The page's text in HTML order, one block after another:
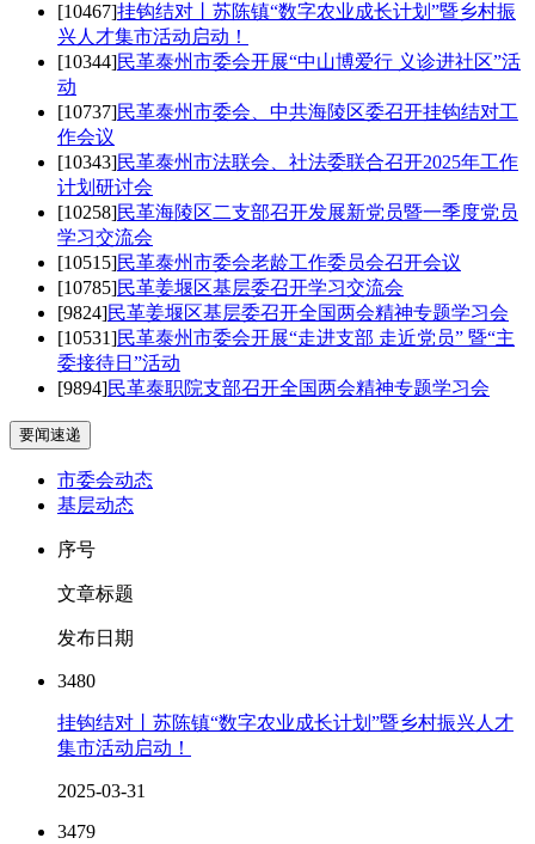
[10467]挂钩结对丨苏陈镇“数字农业成长计划”暨乡村振
兴人才集市活动启动！
[10344]民革泰州市委会开展“中山博爱行 义诊进社区”活
动
[10737]民革泰州市委会、中共海陵区委召开挂钩结对工
作会议
[10343]民革泰州市法联会、社法委联合召开2025年工作
计划研讨会
[10258]民革海陵区二支部召开发展新党员暨一季度党员
学习交流会
[10515]民革泰州市委会老龄工作委员会召开会议
[10785]民革姜堰区基层委召开学习交流会
[9824]民革姜堰区基层委召开全国两会精神专题学习会
[10531]民革泰州市委会开展“走进支部 走近党员” 暨“主
委接待日”活动
[9894]民革泰职院支部召开全国两会精神专题学习会
要闻速递
市委会动态
基层动态
序号
文章标题
发布日期
3480
挂钩结对丨苏陈镇“数字农业成长计划”暨乡村振兴人才
集市活动启动！
2025-03-31
3479